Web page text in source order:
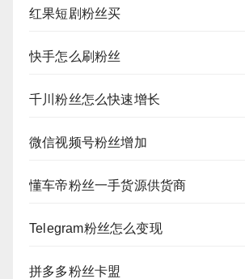
红果短剧粉丝买
快手怎么刷粉丝
千川粉丝怎么快速增长
微信视频号粉丝增加
懂车帝粉丝一手货源供货商
Telegram粉丝怎么变现
拼多多粉丝卡盟